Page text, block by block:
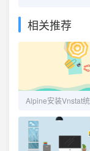
相关推荐